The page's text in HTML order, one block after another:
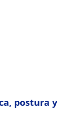
postura y